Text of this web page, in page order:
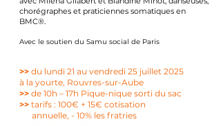
chorégraphes et praticiennes somatiques en
BMC®.
Avec le soutien du Samu social de Paris
>> du lundi 21 au vendredi 25 juillet 2025
à la yourte, Rouvres-sur-Aube
>> de 10h – 17h Pique-nique sorti du sac
>> tarifs : 100€ + 15€ cotisation
annuelle, - 10% les fratries